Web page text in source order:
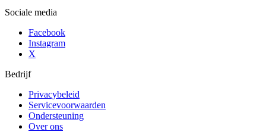
Sociale media
Facebook
Instagram
X
Bedrijf
Privacybeleid
Servicevoorwaarden
Ondersteuning
Over ons